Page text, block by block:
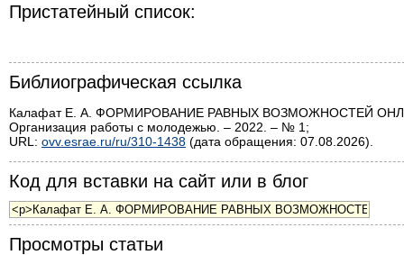
Пристатейный список:
Библиографическая ссылка
Калафат Е. А. ФОРМИРОВАНИЕ РАВНЫХ ВОЗМОЖНОСТЕЙ
Организация работы с молодежью. – 2022. – № 1;
URL: ovv.esrae.ru/ru/310-1438 (дата обращения: 07.08.2026).
Код для вставки на сайт или в блог
Просмотры статьи